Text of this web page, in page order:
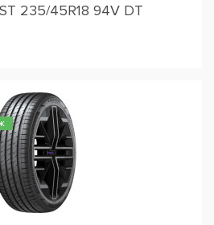
235/45R18 94V DT